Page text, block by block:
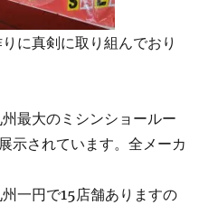
に真剣に取り組んでおり
最大のミシンショールー
示されています。全メーカ
一円で15店舗ありますの